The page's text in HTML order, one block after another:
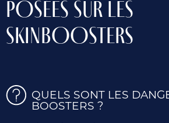
POSÉES SUR LES
SKINBOOSTERS
QUELS SONT LES
BOOSTERS ?